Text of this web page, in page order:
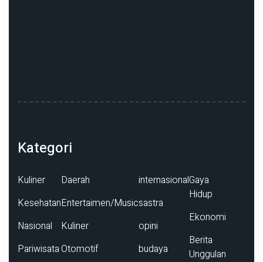
Kategori
Kuliner
Kesehatan
Nasional
Pariwisata
Daerah
Entertaimen/Music
Kuliner
Otomotif
internasional
sastra
opini
budaya
Gaya
Hidup
Ekonomi
Berita
Unggulan